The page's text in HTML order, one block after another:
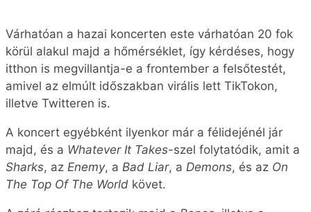
Várhatóan a hazai koncerten este várhatóan 20 fok
körül alakul majd a hőmérséklet, így kérdéses, hogy
itthon is megvillantja-e a frontember a felsőtestét,
amivel az elmúlt időszakban virális lett TikTokon,
illetve Twitteren is.
A koncert egyébként ilyenkor már a félidejénél jár
majd, és a Whatever It Takes-szel folytatódik, amit a
Sharks, az Enemy, a Bad Liar, a Demons, és az On
The Top Of The World követ.